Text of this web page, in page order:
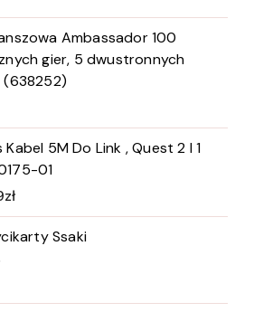
Ambassador 100
gier, 5 dwustronnych
(638252)
Kabel 5M Do Link , Quest 2 I 1
01
zł
Ssaki